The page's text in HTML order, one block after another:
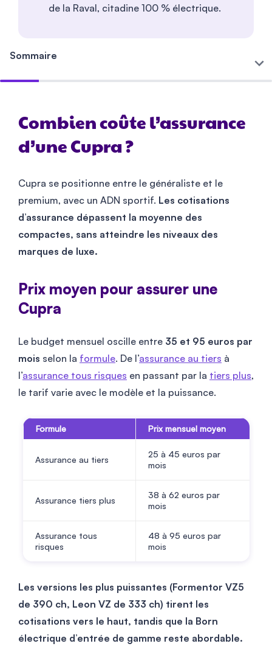
de la Raval, citadine 100 % électrique.
Sommaire
Combien coûte l’assurance
d’une Cupra ?
Cupra se positionne entre le généraliste et le
premium, avec un ADN sportif. Les cotisations
d’assurance dépassent la moyenne des
compactes, sans atteindre les niveaux des
marques de luxe.
Prix moyen pour assurer une
Cupra
Le budget mensuel oscille entre 35 et 95 euros par
mois selon la formule. De l’assurance au tiers à
l’assurance tous risques en passant par la tiers plus,
le tarif varie avec le modèle et la puissance.
Formule Prix mensuel moyen
Assurance au tiers
25 à 45 euros par
mois
Assurance tiers plus
38 à 62 euros par
mois
Assurance tous
risques
48 à 95 euros par
mois
Les versions les plus puissantes (Formentor VZ5
de 390 ch, Leon VZ de 333 ch) tirent les
cotisations vers le haut, tandis que la Born
électrique d’entrée de gamme reste abordable.